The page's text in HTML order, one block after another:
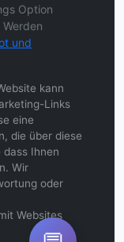
Option
und
kann
Links
eine
die über diese
Ihnen
Wir
oder
Websites